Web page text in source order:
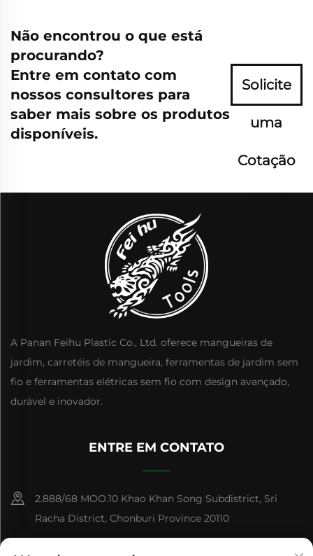
Não encontrou o que está
procurando?
Entre em contato com
nossos consultores para
saber mais sobre os produtos
disponíveis.
Solicite
uma
Cotação
Agora
A Panan Feihu Plastic Co., Ltd. oferece mangueiras de
jardim, carretéis de mangueira, ferramentas de jardim sem
fio e ferramentas elétricas sem fio com design avançado,
durável e inovador.
ENTRE EM CONTATO
2.888/68 MOO.10 Khao Khan Song Subdistrict, Sri
Racha District, Chonburi Province 20110